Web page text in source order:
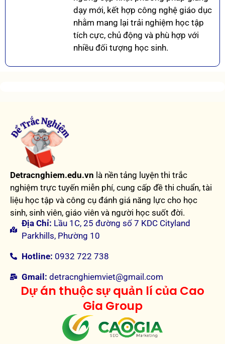
dạy mới, kết hợp công nghệ giáo dục
nhằm mang lại trải nghiệm học tập
tích cực, chủ động và phù hợp với
nhiều đối tượng học sinh.
Detracnghiem.edu.vn là nền tảng luyện thi trắc
nghiệm trực tuyến miễn phí, cung cấp đề thi chuẩn, tài
liệu học tập và công cụ đánh giá năng lực cho học
sinh, sinh viên, giáo viên và người học suốt đời.
Địa Chỉ: Lầu 1C, 25 đường số 7 KDC Cityland
Parkhills, Phường 10
Hotline: 0932 722 738
Gmail: detracnghiemviet@gmail.com
Dự án thuộc sự quản lí của Cao
Gia Group